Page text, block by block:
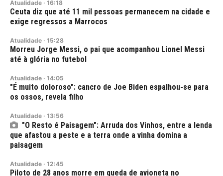
Atualidade · 16:18
Ceuta diz que até 11 mil pessoas permanecem na cidade e
exige regressos a Marrocos
Atualidade · 15:28
Morreu Jorge Messi, o pai que acompanhou Lionel Messi
até à glória no futebol
Atualidade · 14:05
"É muito doloroso": cancro de Joe Biden espalhou-se para
os ossos, revela filho
Atualidade · 13:56
"O Resto é Paisagem": Arruda dos Vinhos, entre a lenda
que afastou a peste e a terra onde a vinha domina a
paisagem
Atualidade · 12:45
Piloto de 28 anos morre em queda de avioneta no